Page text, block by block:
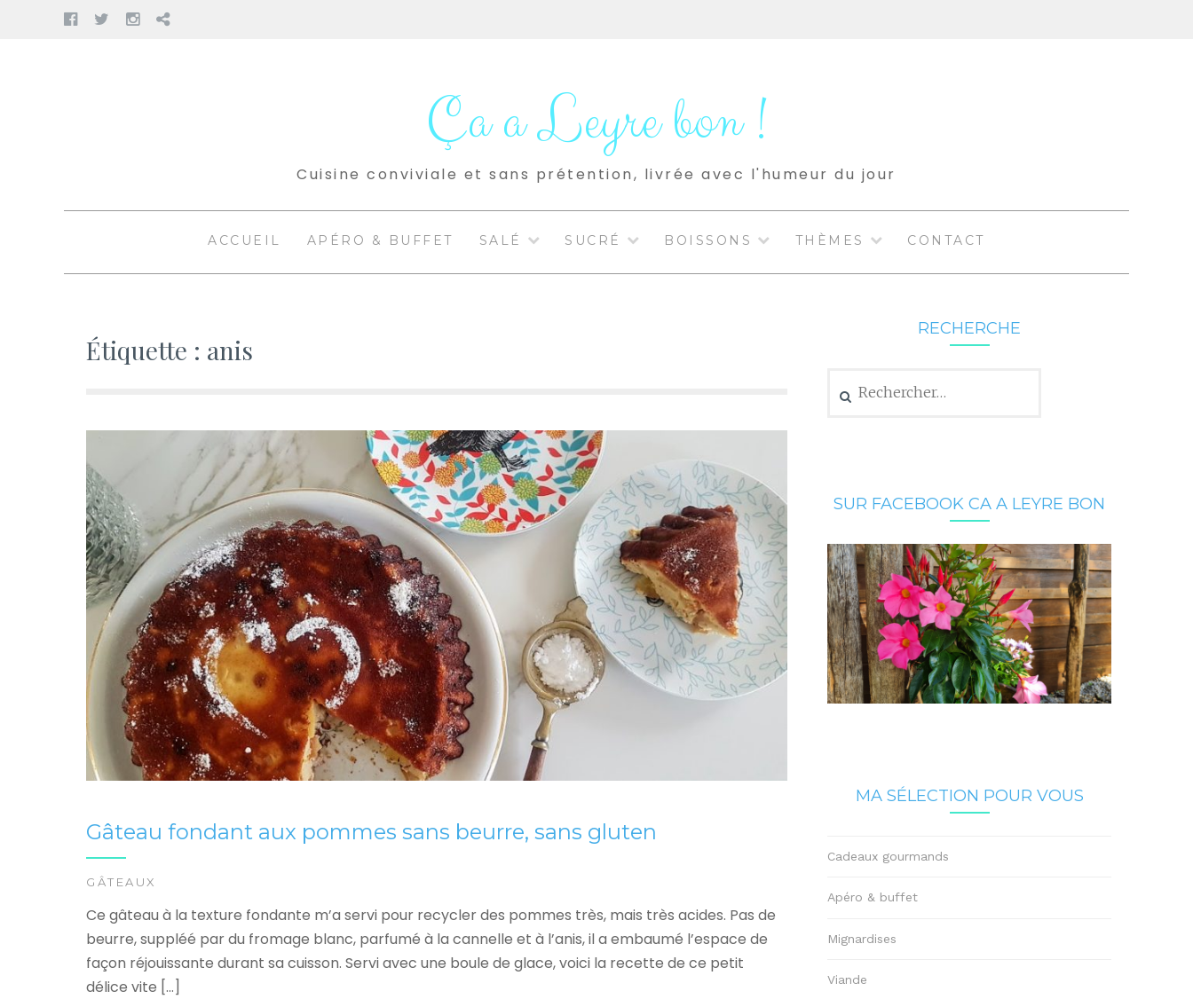
FacebookTwitter
Instagram
Pinterest
Ça a Leyre bon !
Cuisine conviviale et sans prétention, livrée avec l'humeur du jour
ACCUEIL APÉRO & BUFFET SALÉ SUCRÉ BOISSONS THÈMES CONTACT
Étiquette : anis
Gâteau fondant aux pommes sans beurre, sans gluten
GÂTEAUX
Ce gâteau à la texture fondante m’a servi pour recycler des pommes très, mais très acides. Pas de
beurre, suppléé par du fromage blanc, parfumé à la cannelle et à l’anis, il a embaumé l’espace de
façon réjouissante durant sa cuisson. Servi avec une boule de glace, voici la recette de ce petit
délice vite […]
RECHERCHE
SUR FACEBOOK CA A LEYRE BON
MA SÉLECTION POUR VOUS
Cadeaux gourmands
Apéro & buffet
Mignardises
Viande